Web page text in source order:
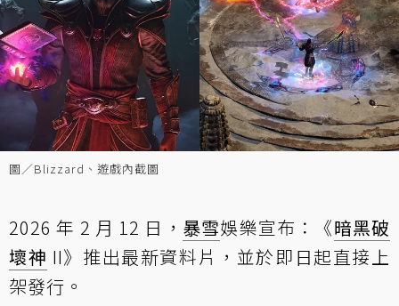
圖／Blizzard、遊戲內截圖
2026 年 2 月 12 日， 暴雪娛樂宣布：《暗黑破
壞神 II》推出最新資料片，並於即日起直接上
架發行。